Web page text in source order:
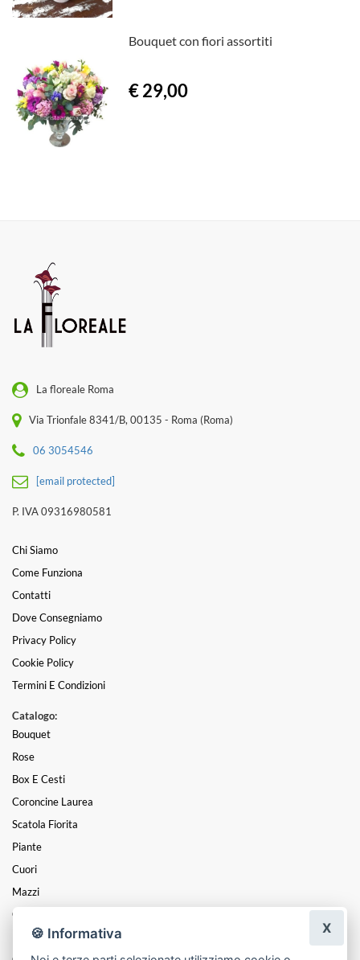
Bouquet con fiori assortiti
€ 29,00
La floreale Roma
Via Trionfale 8341/B, 00135 - Roma (Roma)
06 3054546
[email protected]
P. IVA 09316980581
Chi Siamo
Come Funziona
Contatti
Dove Consegniamo
Privacy Policy
Cookie Policy
Termini E Condizioni
Catalogo:
Bouquet
Rose
Box E Cesti
Coroncine Laurea
Scatola Fiorita
Piante
Cuori
Mazzi
Composizioni
LAUREA
🍪 Informativa X